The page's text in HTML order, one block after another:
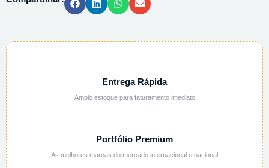
Entrega Rápida
Amplo estoque para faturamento imediato
Portfólio Premium
As melhores marcas do mercado internacional e nacional